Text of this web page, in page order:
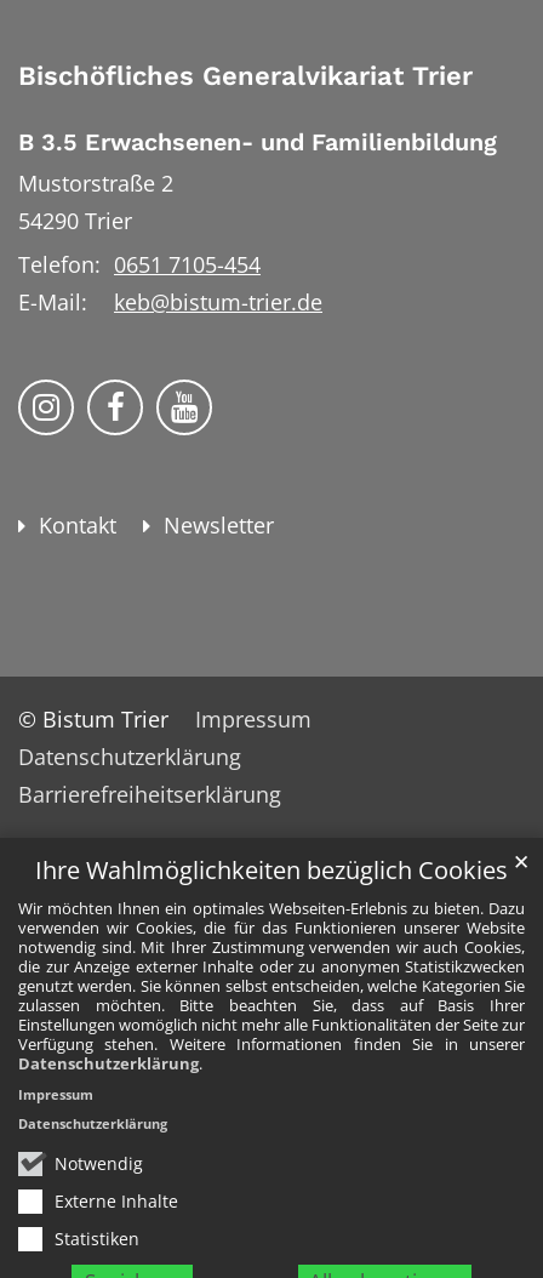
Ihre Wahlmöglichkeiten bezüglich Cookies
Wir möchten Ihnen ein optimales Webseiten-Erlebnis zu bieten. Dazu
verwenden wir Cookies, die für das Funktionieren unserer Website
notwendig sind. Mit Ihrer Zustimmung verwenden wir auch Cookies,
die zur Anzeige externer Inhalte oder zu anonymen Statistikzwecken
genutzt werden. Sie können selbst entscheiden, welche Kategorien Sie
zulassen möchten. Bitte beachten Sie, dass auf Basis Ihrer
Einstellungen womöglich nicht mehr alle Funktionalitäten der Seite zur
Verfügung stehen. Weitere Informationen finden Sie in unserer
Datenschutzerklärung.
Notwendig
Externe Inhalte
Statistiken
✕
Impressum
Datenschutzerklärung
Bischöfliches Generalvikariat Trier
B 3.5 Erwachsenen- und Familienbildung
Mustorstraße 2
54290 Trier
Telefon: 0651 7105-454
E-Mail:
keb@bistum-trier.de
KEB Bildung Leben auf Instagram
KEB Bildung Leben auf Facebook
KEB Bildung Leben auf
Kontakt Newsletter
© Bistum Trier
Impressum
Datenschutzerklärung
Barrierefreiheitserklärung